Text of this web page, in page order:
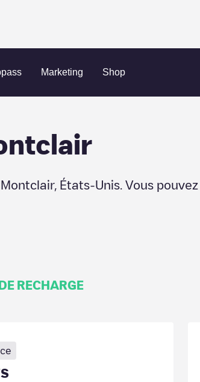
Marketing Shop
Montclair, États-Unis . Vous
RECHARGE